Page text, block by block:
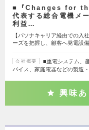
■『Changes for
代表する総合電機メ
利益…
【パソナキャリア経由での入
ーズを把握し、顧客へ発電設
会社概要
■重電システム、
バイス、家庭電器などの製造
興味あ